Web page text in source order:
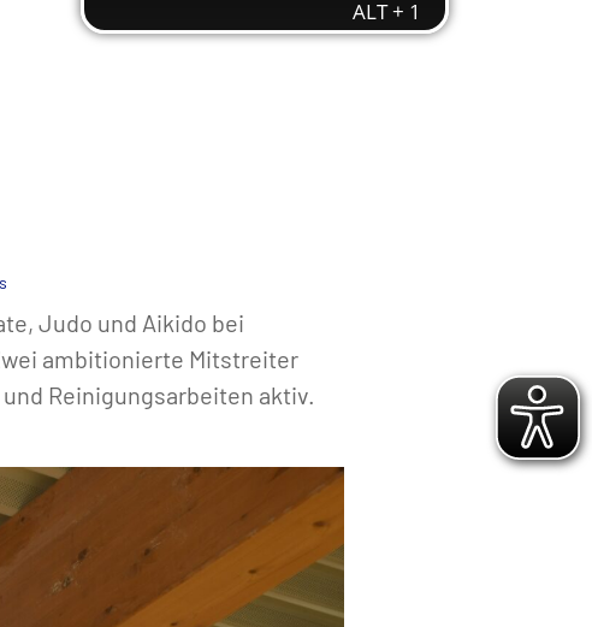
Judo und Aikido bei
ambitionierte Mitstreiter
Reinigungsarbeiten aktiv.